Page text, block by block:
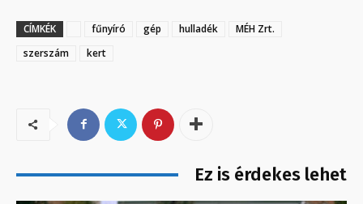
CÍMKÉK fűnyíró gép hulladék
MÉH Zrt.
szerszám
kert
Ez is érdekes lehet